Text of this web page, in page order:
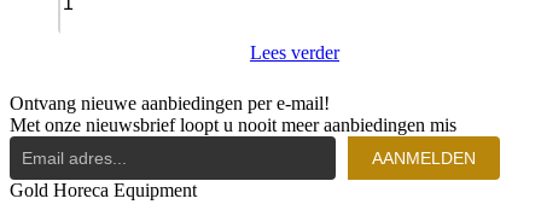
Lees verder
Ontvang nieuwe aanbiedingen per e-mail!
Met onze nieuwsbrief loopt u nooit meer aanbiedingen mis
AANMELDEN
Gold Horeca Equipment